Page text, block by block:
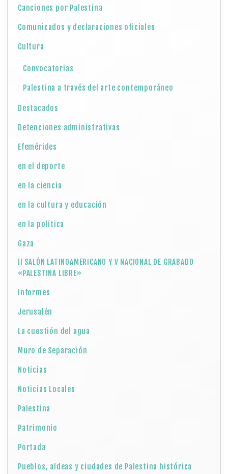
Canciones por Palestina
Comunicados y declaraciones oficiales
Cultura
Convocatorias
Palestina a través del arte contemporáneo
Destacados
Detenciones administrativas
Efemérides
en el deporte
en la ciencia
en la cultura y educación
en la política
Gaza
II SALÓN LATINOAMERICANO Y V NACIONAL DE GRABADO
«PALESTINA LIBRE»
Informes
Jerusalén
La cuestión del agua
Muro de Separación
Noticias
Noticias Locales
Palestina
Patrimonio
Portada
Pueblos, aldeas y ciudades de Palestina histórica